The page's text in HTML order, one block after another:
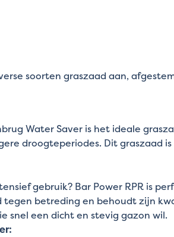
soorten graszaad aan,
Water Saver is het ideale
droogteperiodes. Dit graszaad
gebruik? Bar Power RPR is
tegen betreding en behoudt zijn
snel een dicht en stevig gazon wil.